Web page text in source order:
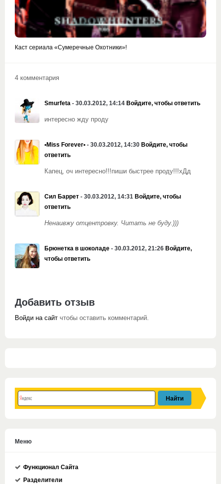
Каст сериала «Сумеречные Охотники»!
4 комментария
Smurfeta - 30.03.2012, 14:14 Войдите, чтобы ответить
интересно жду проду
▪Miss Forever▪ - 30.03.2012, 14:30 Войдите, чтобы
ответить
Капец, оч интересно!!!пиши быстрее проду!!!хДд
Сил Баррет - 30.03.2012, 14:31 Войдите, чтобы
ответить
Ненаивжу отцентровку. Читать не буду.)))
Брюнетка в шоколаде - 30.03.2012, 21:26 Войдите,
чтобы ответить
Добавить отзыв
Войди на сайт чтобы оставить комментарий.
Меню
Функционал Сайта
Разделители